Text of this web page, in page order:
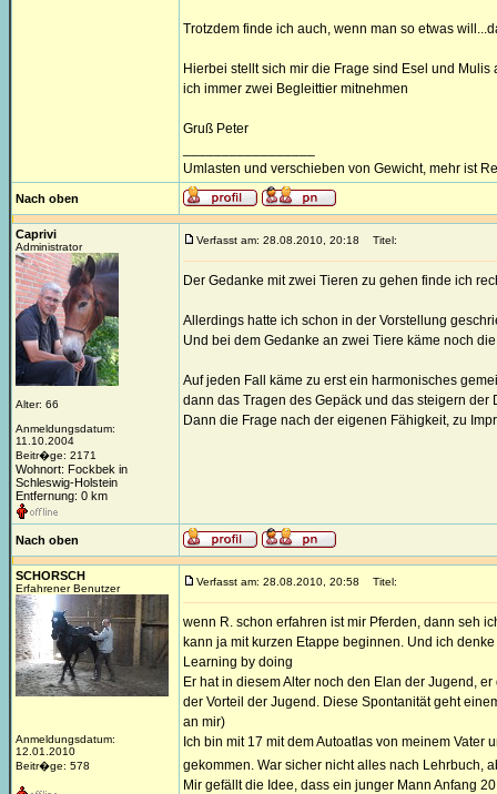
Trotzdem finde ich auch, wenn man so etwas
Hierbei stellt sich mir die Frage sind Esel und
ich immer zwei Begleittier mitnehmen
Gruß Peter
Umlasten und verschieben von Gewicht, mehr ist
Nach oben
Caprivi
Administrator
Alter: 66
Anmeldungsdatum:
11.10.2004
Beitr�ge: 2171
Wohnort: Fockbek in
Schleswig-Holstein
Entfernung: 0 km
Verfasst am: 28.08.2010, 20:18 Titel:
Der Gedanke mit zwei Tieren zu gehen finde ich
Allerdings hatte ich schon in der Vorstellung
Und bei dem Gedanke an zwei Tiere käme noch
Auf jeden Fall käme zu erst ein harmonisches
dann das Tragen des Gepäck und das steigern der
Dann die Frage nach der eigenen Fähigkeit, zu
Nach oben
SCHORSCH
Erfahrener Benutzer
Anmeldungsdatum:
12.01.2010
Beitr�ge: 578
Verfasst am: 28.08.2010, 20:58 Titel:
wenn R. schon erfahren ist mir Pferden, dann seh
kann ja mit kurzen Etappe beginnen. Und ich
Learning by doing
Er hat in diesem Alter noch den Elan der Jugend,
der Vorteil der Jugend. Diese Spontanität geht
an mir)
Ich bin mit 17 mit dem Autoatlas von meinem
gekommen. War sicher nicht alles nach Lehrbuch,
Mir gefällt die Idee, dass ein junger Mann Anfang